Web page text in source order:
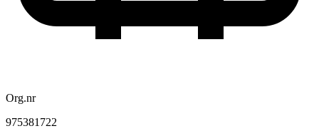
Org.nr
975381722